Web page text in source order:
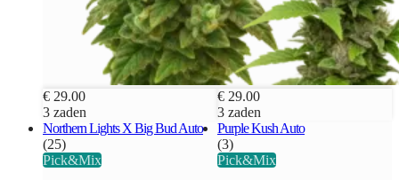
€ 29.00
3 zaden
€ 29.00
3 zaden
Northern Lights X Big Bud Auto
(25)
Pick&Mix
Purple Kush Auto
(3)
Pick&Mix